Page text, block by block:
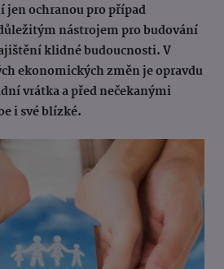
ochranou pro případ
nástrojem pro budování
klidné budoucnosti. V
ekonomických změn je opravdu
vrátka a před nečekanými
i své blízké.